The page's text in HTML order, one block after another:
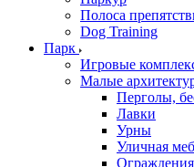
Полоса
Dog Training
Парк
Игровые
Малые
Перголы,
Лавки
Урны
Уличная
Ограждения